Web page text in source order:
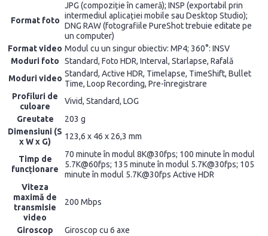
Format foto
JPG (compoziție în cameră); INSP (exportabil prin
intermediul aplicației mobile sau Desktop Studio);
DNG RAW (fotografiile PureShot trebuie editate pe
un computer)
Format video Modul cu un singur obiectiv: MP4; 360°: INSV
Moduri foto
Standard, Foto HDR, Interval, Starlapse, Rafală
Moduri video Standard, Active HDR, Timelapse, TimeShift, Bullet
Time, Loop Recording, Pre-înregistrare
Profiluri de
culoare
Vivid, Standard, LOG
Greutate
203 g
Dimensiuni (S
x W x G)
123,6 x 46 x 26,3 mm
Timp de
funcționare
70 minute în modul 8K@30fps; 100 minute în modul
5.7K@60fps; 135 minute în modul 5.7K@30fps; 105
minute în modul 5.7K@30fps Active HDR
Viteza
maximă de
transmisie
video
200 Mbps
Giroscop Giroscop cu 6 axe